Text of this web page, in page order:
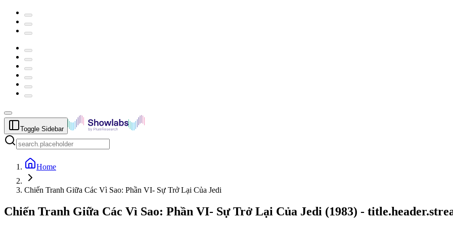
Toggle Sidebar
Home
Chiến Tranh Giữa Các Vì Sao: Phần VI- Sự Trở Lại Của Jedi
Chiến Tranh Giữa Các Vì Sao: Phần VI- Sự Trở Lại Của Jedi (1983) -